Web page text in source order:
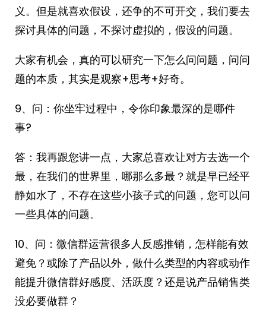
义。但是就喜欢假设，还争的不可开交，我们要去
探讨具体的问题，不探讨虚拟的，假设的问题。
大家有机会，真的可以研究一下怎么问问题，问问
题的本质，其实是观察+思考+好奇。
9、问：你坐牢过程中，令你印象最深的是哪件
事?
答：我再跟您讲一点，大家总喜欢让对方去选一个
最，在我们的世界里，哪那么多最？就是早已经平
静如水了，不存在这些小孩子式的问题，您可以问
一些具体的问题。
10、问：微信群运营很多人反感推销，怎样能有效
避免？或除了产品以外，做什么类型的内容或动作
能提升微信群好感度、活跃度？还是说产品销售类
没必要做群？